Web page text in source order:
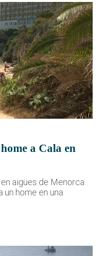
a Cala en
aigües de Menorca
un home en una